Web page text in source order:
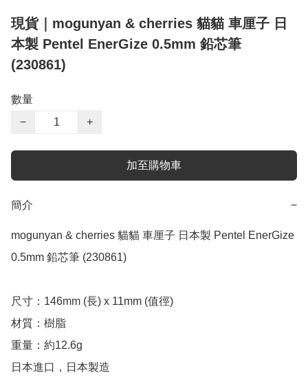
現貨｜mogunyan & cherries 貓貓 車厘子 日
本製 Pentel EnerGize 0.5mm 鉛芯筆
(230861)
數量
−
+
加至購物車
簡介 −
mogunyan & cherries 貓貓 車厘子 日本製 Pentel EnerGize
0.5mm 鉛芯筆 (230861)
尺寸：146mm (長) x 11mm (值徑)
材質：樹脂
重量：約12.6g
日本進口，日本製造